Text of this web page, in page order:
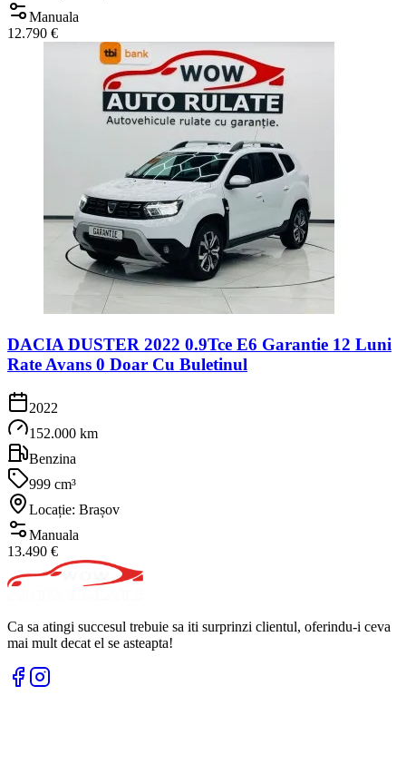
Manuala
12.790 €
DACIA DUSTER 2022 0.9Tce E6 Garantie 12 Luni
Rate Avans 0 Doar Cu Buletinul
2022
152.000 km
Benzina
999 cm³
Locație: Brașov
Manuala
13.490 €
Ca sa atingi succesul trebuie sa iti surprinzi clientul, oferindu-i ceva
mai mult decat el se asteapta!